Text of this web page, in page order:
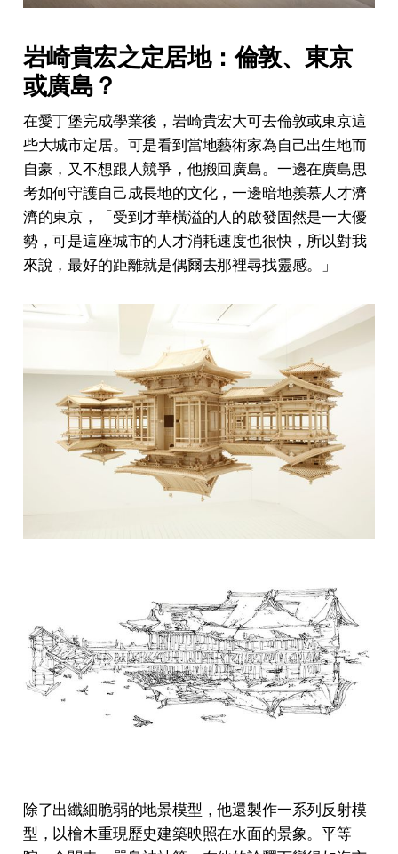
岩崎貴宏之定居地：倫敦、東京
或廣島？
在愛丁堡完成學業後，岩崎貴宏大可去倫敦或東京這
些大城市定居。可是看到當地藝術家為自己出生地而
自豪，又不想跟人競爭，他搬回廣島。一邊在廣島思
考如何守護自己成長地的文化，一邊暗地羨慕人才濟
濟的東京，「受到才華橫溢的人的啟發固然是一大優
勢，可是這座城市的人才消耗速度也很快，所以對我
來說，最好的距離就是偶爾去那裡尋找靈感。」
除了出纖細脆弱的地景模型，他還製作一系列反射模
型，以檜木重現歷史建築映照在水面的景象。平等